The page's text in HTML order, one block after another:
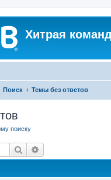
Хитрая
Поиск Темы без ответов
поиску
Поиск